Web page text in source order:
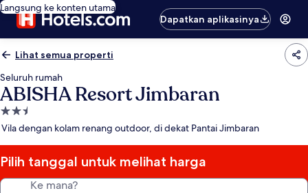
Langsung ke konten utama
Dapatkan aplikasinya
Lihat semua properti
Seluruh rumah
ABISHA Resort Jimbaran
Properti
bintang
Vila dengan kolam renang outdoor, di dekat Pantai Jimbaran
Pilih tanggal untuk melihat harga
Ke mana?